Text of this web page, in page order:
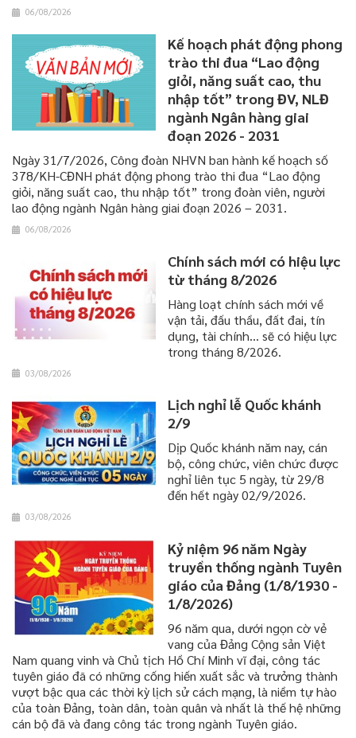
06/08/2026
Kế hoạch phát động phong
trào thi đua “Lao động
giỏi, năng suất cao, thu
nhập tốt” trong ĐV, NLĐ
ngành Ngân hàng giai
đoạn 2026 - 2031
Ngày 31/7/2026, Công đoàn NHVN ban hành kế hoạch số
378/KH-CĐNH phát động phong trào thi đua “Lao động
giỏi, năng suất cao, thu nhập tốt” trong đoàn viên, người
lao động ngành Ngân hàng giai đoạn 2026 – 2031.
06/08/2026
Chính sách mới có hiệu lực
từ tháng 8/2026
Hàng loạt chính sách mới về
vận tải, đấu thầu, đất đai, tín
dụng, tài chính... sẽ có hiệu lực
trong tháng 8/2026.
03/08/2026
Lịch nghỉ lễ Quốc khánh
2/9
Dịp Quốc khánh năm nay, cán
bộ, công chức, viên chức được
nghỉ liên tục 5 ngày, từ 29/8
đến hết ngày 02/9/2026.
03/08/2026
Kỷ niệm 96 năm Ngày
truyền thống ngành Tuyên
giáo của Đảng (1/8/1930 -
1/8/2026)
96 năm qua, dưới ngọn cờ vẻ
vang của Đảng Cộng sản Việt
Nam quang vinh và Chủ tịch Hồ Chí Minh vĩ đại, công tác
tuyên giáo đã có những cống hiến xuất sắc và trưởng thành
vượt bậc qua các thời kỳ lịch sử cách mạng, là niềm tự hào
của toàn Đảng, toàn dân, toàn quân và nhất là thế hệ những
cán bộ đã và đang công tác trong ngành Tuyên giáo.